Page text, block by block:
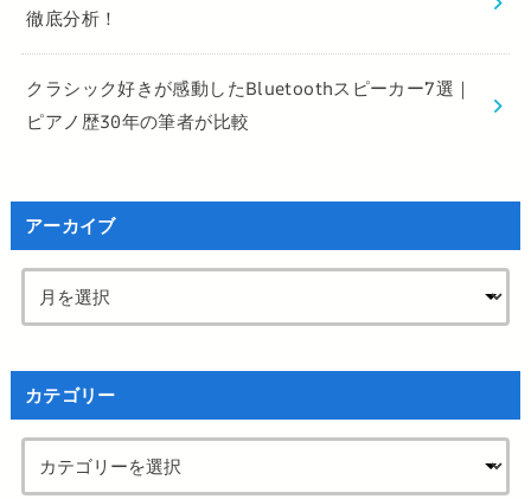
徹底分析！
クラシック好きが感動したBluetoothスピーカー7選｜
ピアノ歴30年の筆者が比較
アーカイブ
カテゴリー